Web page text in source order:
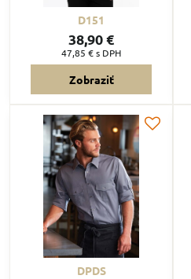
D151
38,90 €
47,85 €s DPH
Zobraziť
DPDS